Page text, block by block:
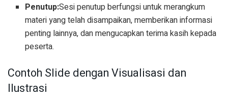
Penutup:Sesi penutup berfungsi untuk merangkum
materi yang telah disampaikan, memberikan informasi
penting lainnya, dan mengucapkan terima kasih kepada
peserta.
Contoh Slide dengan Visualisasi dan
Ilustrasi